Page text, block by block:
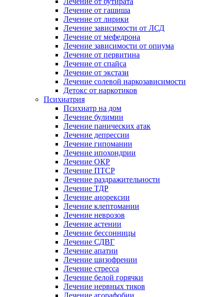
Лечение от гашиша
Лечение от лирики
Лечение зависимости от ЛСД
Лечение от мефедрона
Лечение зависимости от опиума
Лечение от первитина
Лечение от спайса
Лечение от экстази
Лечение солевой наркозависимости
Детокс от наркотиков
Психиатрия
Психиатр на дом
Лечение булимии
Лечение панических атак
Лечение депрессии
Лечение гипомании
Лечение ипохондрии
Лечение ОКР
Лечение ПТСР
Лечение раздражительности
Лечение ТДР
Лечение анорексии
Лечение клептомании
Лечение неврозов
Лечение астении
Лечение бессонницы
Лечение СДВГ
Лечение апатии
Лечение шизофрении
Лечение стресса
Лечение белой горячки
Лечение нервных тиков